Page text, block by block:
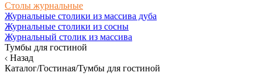
Столы журнальные
Журнальные столики из массива дуба
Журнальные столики из сосны
Журнальный столик из массива
Тумбы для гостиной
Назад
Каталог/Гостиная/Тумбы для гостиной